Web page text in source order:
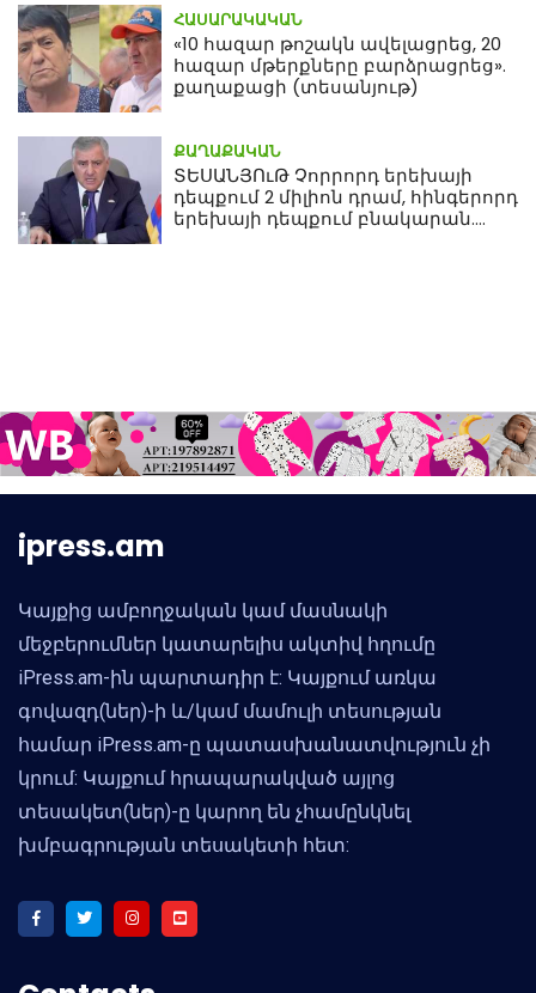
ՀԱՍԱՐԱԿԱԿԱՆ
«10 հազար թոշակն ավելացրեց, 20
հազար մթերքները բարձրացրեց».
քաղաքացի (տեսանյութ)
ՔԱՂԱՔԱԿԱՆ
ՏԵՍԱՆՅՈւԹ Չորրորդ երեխայի
դեպքում 2 միլիոն դրամ, հինգերորդ
երեխայի դեպքում բնակարան.
ipress.am
Կայքից ամբողջական կամ մասնակի
մեջբերումներ կատարելիս ակտիվ հղումը
iPress.am-ին պարտադիր է: Կայքում առկա
գովազդ(ներ)-ի և/կամ մամուլի տեսության
համար iPress.am-ը պատասխանատվություն չի
կրում: Կայքում հրապարակված այլոց
տեսակետ(ներ)-ը կարող են չհամընկնել
խմբագրության տեսակետի հետ: